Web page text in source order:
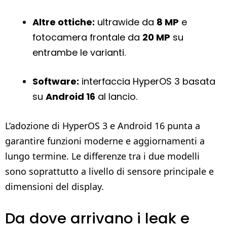
Altre ottiche: ultrawide da 8 MP e
fotocamera frontale da 20 MP su
entrambe le varianti.
Software: interfaccia HyperOS 3 basata
su Android 16 al lancio.
L’adozione di HyperOS 3 e Android 16 punta a
garantire funzioni moderne e aggiornamenti a
lungo termine. Le differenze tra i due modelli
sono soprattutto a livello di sensore principale e
dimensioni del display.
Da dove arrivano i leak e